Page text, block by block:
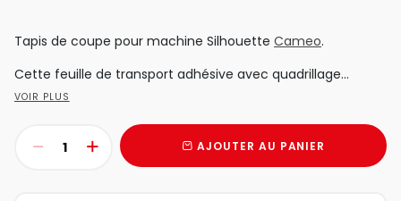
Tapis de coupe pour machine Silhouette Cameo.
Cette feuille de transport adhésive avec quadrillage...
VOIR PLUS
AJOUTER AU PANIER